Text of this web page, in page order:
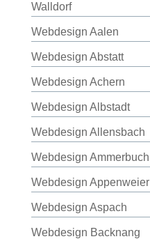
Walldorf
Webdesign Aalen
Webdesign Abstatt
Webdesign Achern
Webdesign Albstadt
Webdesign Allensbach
Webdesign Ammerbuch
Webdesign Appenweier
Webdesign Aspach
Webdesign Backnang